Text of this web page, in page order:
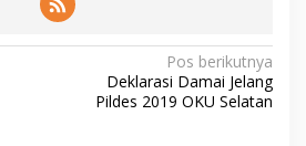
Pos berikutnya
Deklarasi Damai Jelang
Pildes 2019 OKU Selatan